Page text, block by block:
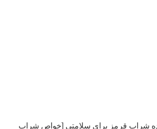
شراب قرمز برای سلامتی [خواص شراب